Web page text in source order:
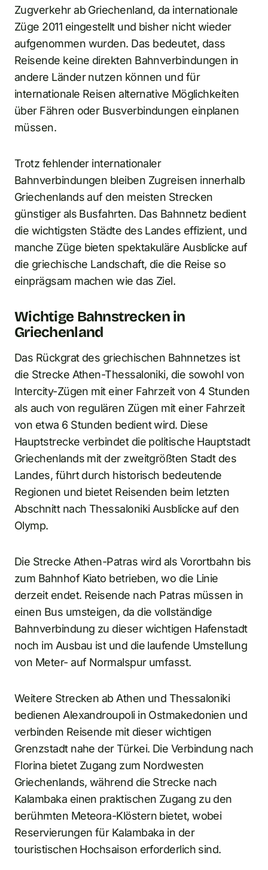
Zugverkehr ab Griechenland, da internationale
Züge 2011 eingestellt und bisher nicht wieder
aufgenommen wurden. Das bedeutet, dass
Reisende keine direkten Bahnverbindungen in
andere Länder nutzen können und für
internationale Reisen alternative Möglichkeiten
über Fähren oder Busverbindungen einplanen
müssen.
Trotz fehlender internationaler
Bahnverbindungen bleiben Zugreisen innerhalb
Griechenlands auf den meisten Strecken
günstiger als Busfahrten. Das Bahnnetz bedient
die wichtigsten Städte des Landes effizient, und
manche Züge bieten spektakuläre Ausblicke auf
die griechische Landschaft, die die Reise so
einprägsam machen wie das Ziel.
Wichtige Bahnstrecken in
Griechenland
Das Rückgrat des griechischen Bahnnetzes ist
die Strecke Athen-Thessaloniki, die sowohl von
Intercity-Zügen mit einer Fahrzeit von 4 Stunden
als auch von regulären Zügen mit einer Fahrzeit
von etwa 6 Stunden bedient wird. Diese
Hauptstrecke verbindet die politische Hauptstadt
Griechenlands mit der zweitgrößten Stadt des
Landes, führt durch historisch bedeutende
Regionen und bietet Reisenden beim letzten
Abschnitt nach Thessaloniki Ausblicke auf den
Olymp.
Die Strecke Athen-Patras wird als Vorortbahn bis
zum Bahnhof Kiato betrieben, wo die Linie
derzeit endet. Reisende nach Patras müssen in
einen Bus umsteigen, da die vollständige
Bahnverbindung zu dieser wichtigen Hafenstadt
noch im Ausbau ist und die laufende Umstellung
von Meter- auf Normalspur umfasst.
Weitere Strecken ab Athen und Thessaloniki
bedienen Alexandroupoli in Ostmakedonien und
verbinden Reisende mit dieser wichtigen
Grenzstadt nahe der Türkei. Die Verbindung nach
Florina bietet Zugang zum Nordwesten
Griechenlands, während die Strecke nach
Kalambaka einen praktischen Zugang zu den
berühmten Meteora-Klöstern bietet, wobei
Reservierungen für Kalambaka in der
touristischen Hochsaison erforderlich sind.